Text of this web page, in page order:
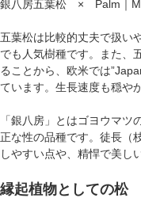
銀八房五葉松 × Palm｜M
五葉松は比較的丈夫で扱い
でも人気樹種です。また、
ることから、欧米では
ています。生長速度も穏や
「銀八房」とはゴヨウマ
正な性の品種です。徒長（
しやすい点や、精悍で美し
縁起植物としての松